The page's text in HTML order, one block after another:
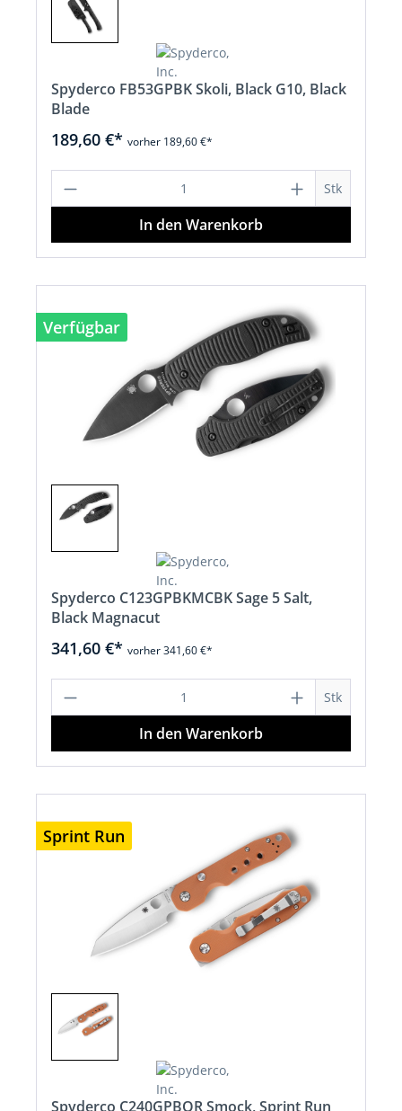
Spyderco FB53GPBK Skoli, Black G10, Black
Blade
189,60 €* vorher 189,60 €*
Produkt Anzahl: Gib den Stk
In den Warenkorb
Verfügbar
Spyderco C123GPBKMCBK Sage 5 Salt,
Black Magnacut
341,60 €* vorher 341,60 €*
Produkt Anzahl: Gib den Stk
In den Warenkorb
Sprint Run
Spyderco C240GPBOR Smock, Sprint Run